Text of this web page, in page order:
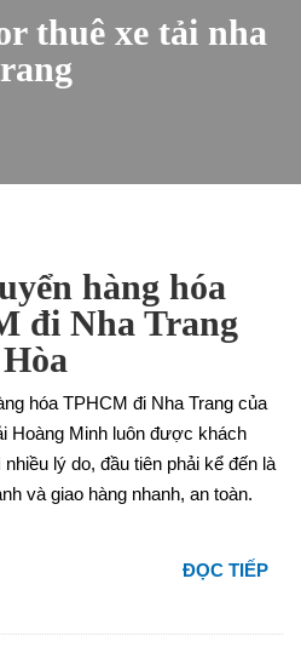
thuê xe tải nha
hàng hóa
đi Nha Trang
hóa TPHCM đi Nha Trang của
Hoàng Minh luôn được khách
lý do, đầu tiên phải kể đến là
và giao hàng nhanh, an toàn.
ĐỌC TIẾP